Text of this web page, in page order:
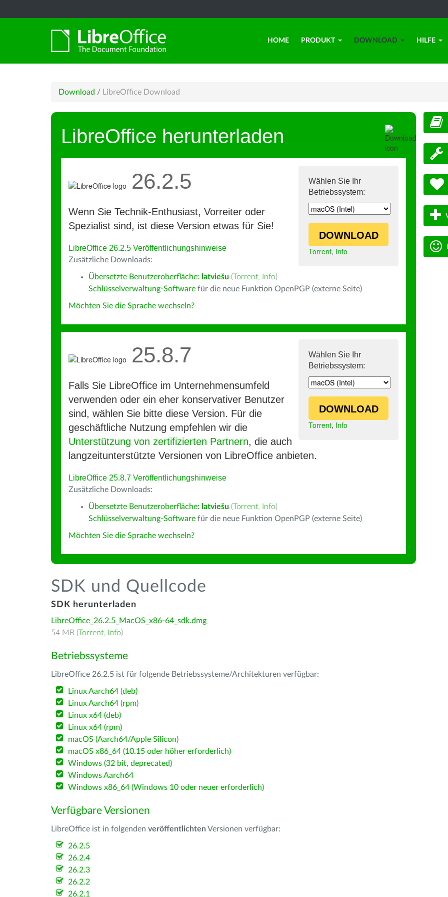
HOME PRODUKT DOWNLOAD HILFE
Download / LibreOffice Download
LibreOffice herunterladen
Wählen Sie Ihr
Betriebssystem:
DOWNLOAD
Torrent, Info
26.2.5
Wenn Sie Technik-Enthusiast, Vorreiter oder
Spezialist sind, ist diese Version etwas für Sie!
LibreOffice 26.2.5 Veröffentlichungshinweise
Zusätzliche Downloads:
Übersetzte Benutzeroberfläche: latviešu (Torrent, Info)
Schlüsselverwaltung-Software für die neue Funktion OpenPGP (externe Seite)
Möchten Sie die Sprache wechseln?
Wählen Sie Ihr
Betriebssystem:
DOWNLOAD
Torrent, Info
25.8.7
Falls Sie LibreOffice im Unternehmensumfeld
verwenden oder ein eher konservativer Benutzer
sind, wählen Sie bitte diese Version. Für die
geschäftliche Nutzung empfehlen wir die
Unterstützung von zertifizierten Partnern, die auch
langzeitunterstützte Versionen von LibreOffice anbieten.
LibreOffice 25.8.7 Veröffentlichungshinweise
Zusätzliche Downloads:
Übersetzte Benutzeroberfläche: latviešu (Torrent, Info)
Schlüsselverwaltung-Software für die neue Funktion OpenPGP (externe Seite)
Möchten Sie die Sprache wechseln?
SDK und Quellcode
SDK herunterladen
LibreOffice_26.2.5_MacOS_x86-64_sdk.dmg
54 MB (Torrent, Info)
Betriebssysteme
LibreOffice 26.2.5 ist für folgende Betriebssysteme/Architekturen verfügbar:
Linux Aarch64 (deb)
Linux Aarch64 (rpm)
Linux x64 (deb)
Linux x64 (rpm)
macOS (Aarch64/Apple Silicon)
macOS x86_64 (10.15 oder höher erforderlich)
Windows (32 bit, deprecated)
Windows Aarch64
Windows x86_64 (Windows 10 oder neuer erforderlich)
Verfügbare Versionen
LibreOffice ist in folgenden veröffentlichten Versionen verfügbar:
26.2.5
26.2.4
26.2.3
26.2.2
26.2.1